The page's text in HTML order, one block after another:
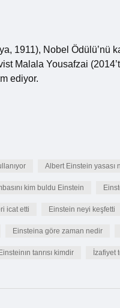
1911), Nobel Ödülü’nü
Malala Yousafzai
ediyor.
Albert Einstein yasası
kim buldu Einstein
icat etti Einstein neyi keşfetti
Einsteina göre zaman nedir
Einsteinın tanrısı kimdir İzafiyet